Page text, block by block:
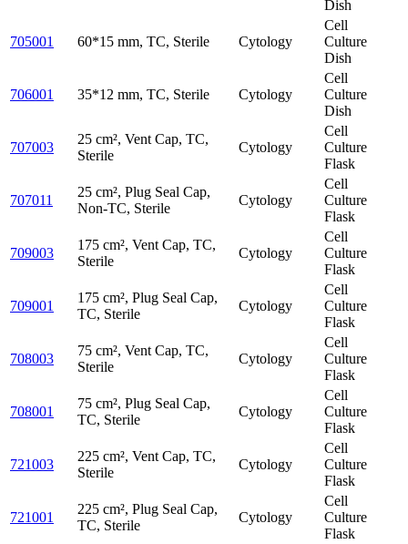
Dish
705001 60*15 mm, TC, Sterile Cytology
Cell
Culture
Dish
706001 35*12 mm, TC, Sterile Cytology
Cell
Culture
Dish
707003
25 cm², Vent Cap, TC,
Sterile
Cytology
Cell
Culture
Flask
707011
25 cm², Plug Seal Cap,
Non-TC, Sterile
Cytology
Cell
Culture
Flask
709003
175 cm², Vent Cap, TC,
Sterile
Cytology
Cell
Culture
Flask
709001
175 cm², Plug Seal Cap,
TC, Sterile
Cytology
Cell
Culture
Flask
708003
75 cm², Vent Cap, TC,
Sterile
Cytology
Cell
Culture
Flask
708001
75 cm², Plug Seal Cap,
TC, Sterile
Cytology
Cell
Culture
Flask
721003
225 cm², Vent Cap, TC,
Sterile
Cytology
Cell
Culture
Flask
721001
225 cm², Plug Seal Cap,
TC, Sterile
Cytology
Cell
Culture
Flask